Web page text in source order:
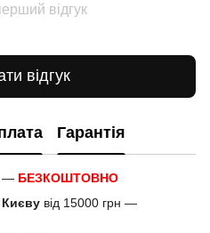
відгук
відгук
Гарантія
— БЕЗКОШТОВНО
Києву від 15000 грн —